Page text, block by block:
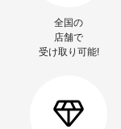
全国の
店舗で
受け取り可能!